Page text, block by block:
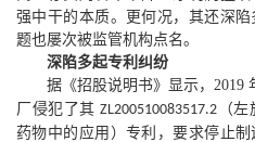
强中干的本质。更何况，其还深
题也屡次被监管机构点名。
深陷多起专利纠纷
据《招股说明书》显示，2019
厂侵犯了其ZL200510083517.2 （
药物中的应用）专利，要求停止